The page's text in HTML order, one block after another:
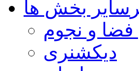
سایر بخش ها
فضا و نجوم
دیکشنری